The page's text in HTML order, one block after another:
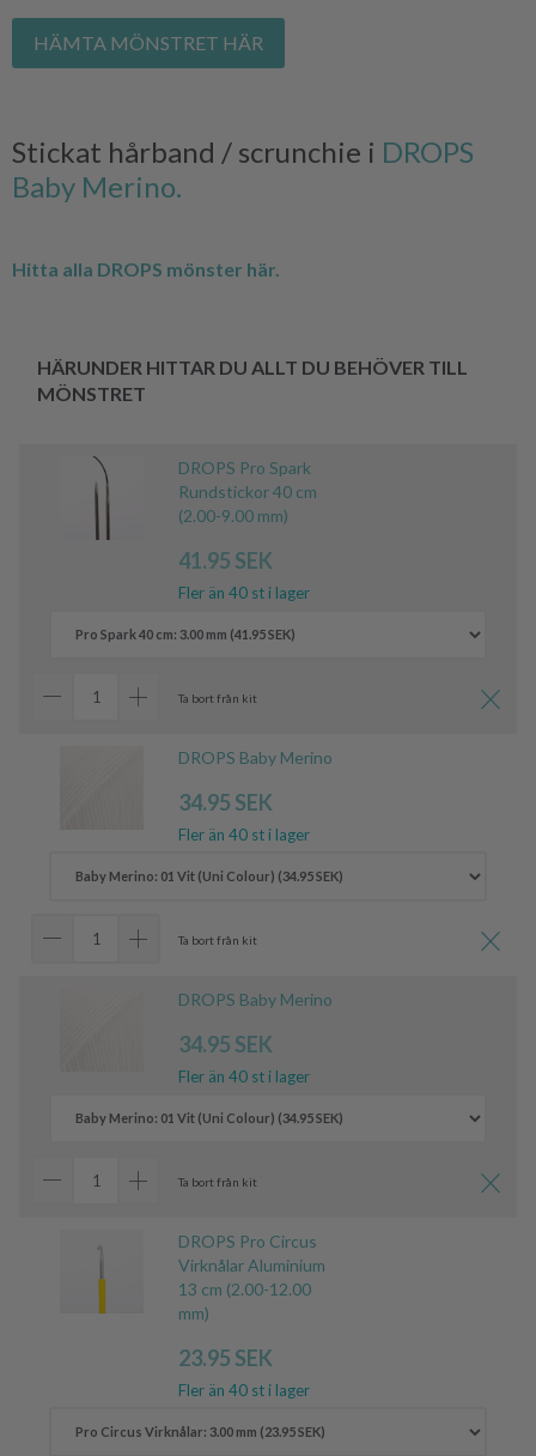
HÄMTA MÖNSTRET HÄR
Stickat hårband / scrunchie i DROPS
Baby Merino.
Hitta alla DROPS mönster här.
HÄRUNDER HITTAR DU ALLT DU BEHÖVER TILL
MÖNSTRET
DROPS Pro Spark
Rundstickor 40 cm
(2.00-9.00 mm)
41.95 SEK
Fler än 40 st i lager
Ta bort från kit
DROPS Baby Merino
34.95 SEK
Fler än 40 st i lager
Ta bort från kit
DROPS Baby Merino
34.95 SEK
Fler än 40 st i lager
Ta bort från kit
DROPS Pro Circus
Virknålar Aluminium
13 cm (2.00-12.00
mm)
23.95 SEK
Fler än 40 st i lager